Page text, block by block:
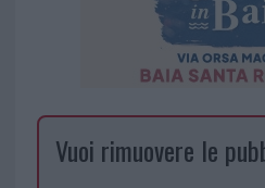
Vuoi rimuovere le